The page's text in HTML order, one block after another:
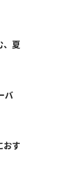
、夏
バ
おす